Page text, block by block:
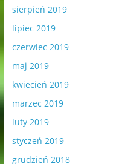
sierpień 2019
lipiec 2019
czerwiec 2019
maj 2019
kwiecień 2019
marzec 2019
luty 2019
styczeń 2019
grudzień 2018